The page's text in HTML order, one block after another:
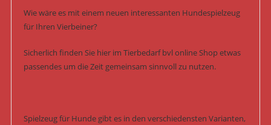
Wie wäre es mit einem neuen interessanten Hundespielzeug
für Ihren Vierbeiner?
Sicherlich finden Sie hier im Tierbedarf bvl online Shop etwas
passendes um die Zeit gemeinsam sinnvoll zu nutzen.
Spielzeug für Hunde gibt es in den verschiedensten Varianten,